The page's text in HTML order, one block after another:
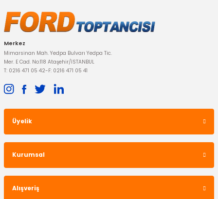
Merkez
Mimarsinan Mah. Yedpa Bulvarı Yedpa Tic.
Mer. E Cad. No:118 Ataşehir/İSTANBUL
T: 0216 471 05 42-F: 0216 471 05 41
Üyelik
Kurumsal
Alışveriş